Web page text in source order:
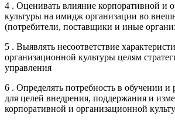
4 . Оценивать влияние корпоративной и
культуры на имидж организации во
(потребители, поставщики и иные
5 . Выявлять несоответствие
организационной культуры целям
управления
6 . Определять потребность в обучении и
для целей внедрения, поддержания и
корпоративной и организационной